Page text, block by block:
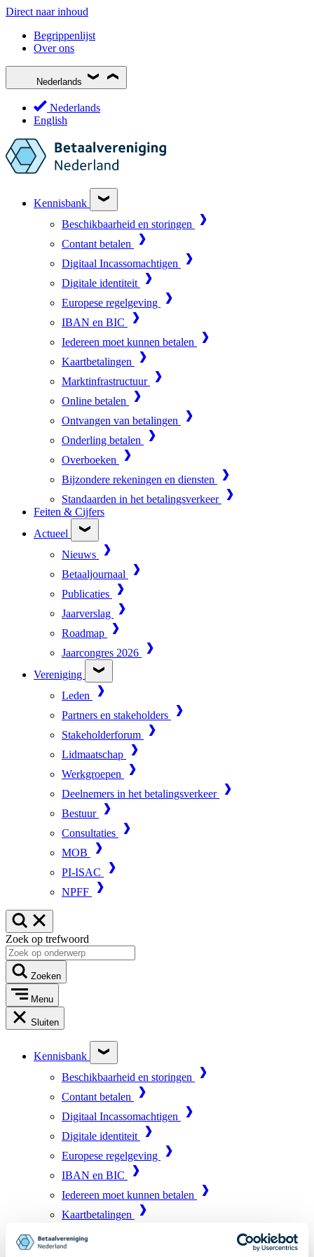
Direct naar inhoud
Begrippenlijst
Over ons
Nederlands
Nederlands
English
Kennisbank
Beschikbaarheid en storingen
Contant betalen
Digitaal Incassomachtigen
Digitale identiteit
Europese regelgeving
IBAN en BIC
Iedereen moet kunnen betalen
Kaartbetalingen
Marktinfrastructuur
Online betalen
Ontvangen van betalingen
Onderling betalen
Overboeken
Bijzondere rekeningen en diensten
Standaarden in het betalingsverkeer
Feiten & Cijfers
Actueel
Nieuws
Betaaljournaal
Publicaties
Jaarverslag
Roadmap
Jaarcongres 2026
Vereniging
Leden
Partners en stakeholders
Stakeholderforum
Lidmaatschap
Werkgroepen
Deelnemers in het betalingsverkeer
Bestuur
Consultaties
MOB
PI-ISAC
NPFF
Zoek op trefwoord
Zoeken
Menu
Sluiten
Kennisbank
Beschikbaarheid en storingen
Contant betalen
Digitaal Incassomachtigen
Digitale identiteit
Europese regelgeving
IBAN en BIC
Iedereen moet kunnen betalen
Kaartbetalingen
Marktinfrastructuur